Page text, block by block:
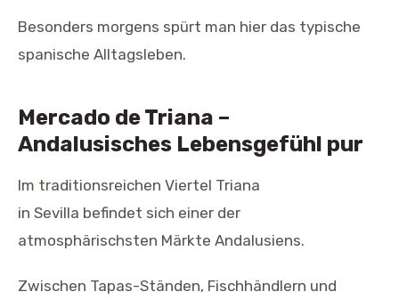
Besonders morgens spürt man hier das typische
spanische Alltagsleben.
Mercado de Triana –
Andalusisches Lebensgefühl pur
Im traditionsreichen Viertel Triana
in Sevilla befindet sich einer der
atmosphärischsten Märkte Andalusiens.
Zwischen Tapas-Ständen, Fischhändlern und